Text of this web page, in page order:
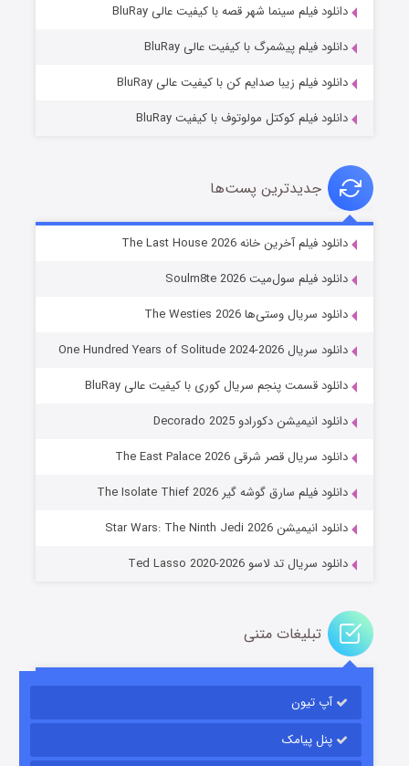
خاندان اژدها فصل ۳
جادوگری در مغولستان
قسمت14 (زیرنویس) منتشر شد
دانلود فیلم سینما شهر قصه با کیفیت عالی BluRay
دانلود فیلم پیشمرگ با کیفیت عالی BluRay
دانلود فیلم زیبا صدایم کن با کیفیت عالی BluRay
دانلود فیلم کوکتل مولوتوف با کیفیت BluRay
جدیدترین پست‌ها
دانلود فیلم آخرین خانه The Last House 2026
دانلود فیلم سول‌میت Soulm8te 2026
دانلود سریال وستی‌ها The Westies 2026
دانلود سریال One Hundred Years of Solitude 2024-2026
دانلود قسمت پنجم سریال کوری با کیفیت عالی BluRay
دانلود انیمیشن دکورادو Decorado 2025
دانلود سریال قصر شرقی The East Palace 2026
دانلود فیلم سارق گوشه گیر The Isolate Thief 2026
دانلود انیمیشن Star Wars: The Ninth Jedi 2026
دانلود سریال تد لاسو Ted Lasso 2020-2026
تبلیغات متنی
آپ تیون
پنل پیامک